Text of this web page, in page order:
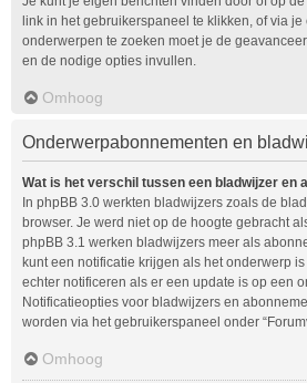
link in het gebruikerspaneel te klikken, of via
onderwerpen te zoeken moet je de
en de nodige opties invullen.
Omhoog
Onderwerpabonnementen en
Wat is het verschil tussen een bladwijzer en
In phpBB 3.0 werkten bladwijzers zoals de
browser. Je werd niet op de hoogte gebracht
phpBB 3.1 werken bladwijzers meer als
kunt een notificatie krijgen als het onderwerp
echter notificeren als er een update is op een
Notificatieopties voor bladwijzers en
worden via het gebruikerspaneel onder
Omhoog